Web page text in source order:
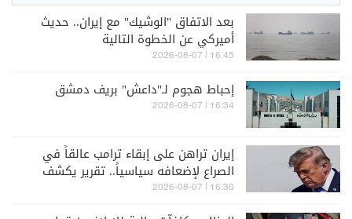
بعد الاتفاق "الوشيك" مع إيران.. حديث
أميركي عن الخطوة التالية
16:45 | 2026-08-07
إحباط هجوم لـ"داعش" بريف دمشق
16:34 | 2026-08-07
إيران تراهن على إبقاء ترامب عالقاً في
الصراع لإضعافه سياسياً.. تقرير يكشف
التفاصيل
16:30 | 2026-08-07